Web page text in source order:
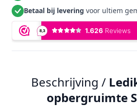
Betaal bij levering voor ultiem
Beschrijving /
opbergruimte